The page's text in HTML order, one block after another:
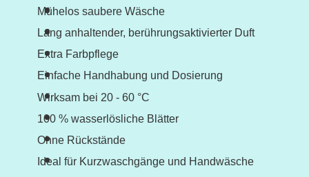
Mühelos saubere Wäsche
Lang anhaltender, berührungsaktivierter Duft
Extra Farbpflege
Einfache Handhabung und Dosierung
Wirksam bei 20 - 60 °C
100 % wasserlösliche Blätter
Ohne Rückstände
Ideal für Kurzwaschgänge und Handwäsche